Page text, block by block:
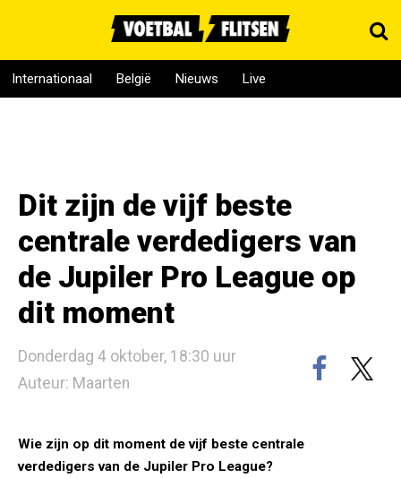
Internationaal België Nieuws Live
Dit zijn de vijf beste
centrale verdedigers van
de Jupiler Pro League op
dit moment
Donderdag 4 oktober, 18:30 uur
Auteur: Maarten
Wie zijn op dit moment de vijf beste centrale
verdedigers van de Jupiler Pro League?